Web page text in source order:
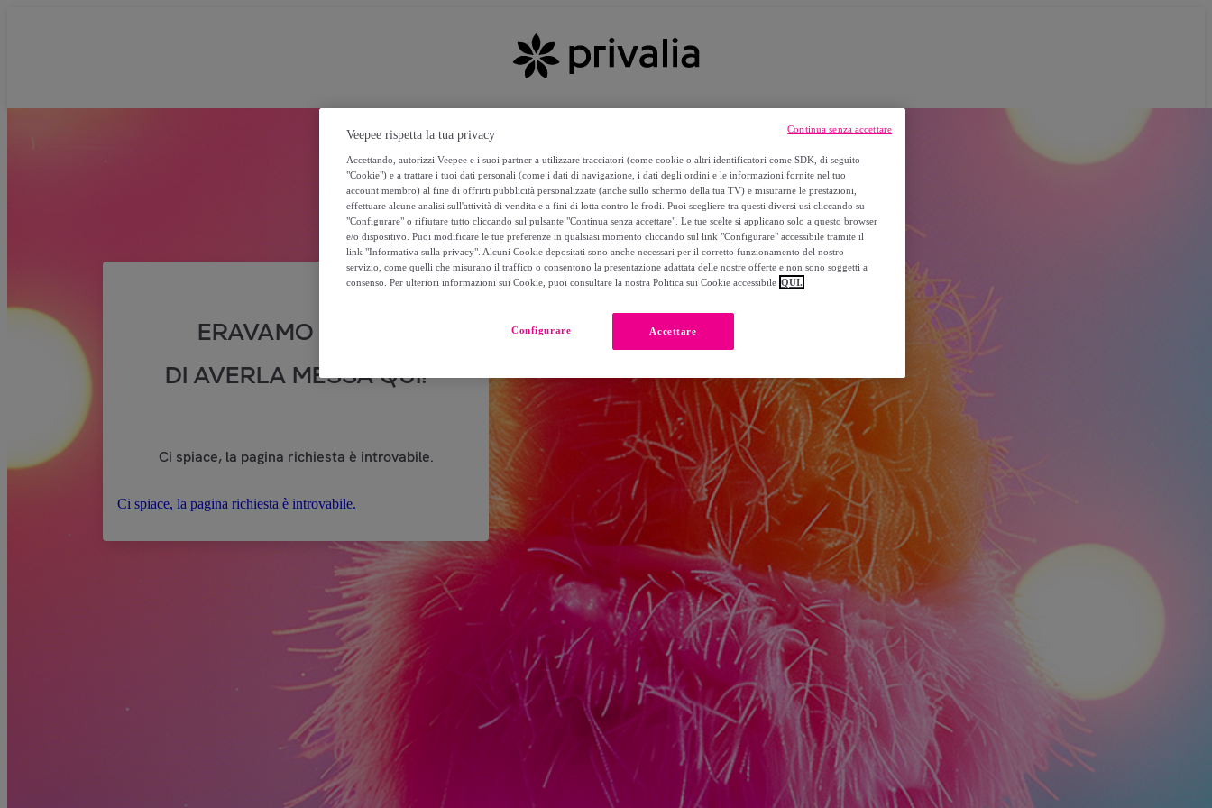
ERAVAMO SICURI
DI AVERLA MESSA QUI!
Ci spiace, la pagina richiesta è introvabile.
Ci spiace, la pagina richiesta è introvabile.
Veepee rispetta la tua privacy
Accettando, autorizzi Veepee e i suoi partner a utilizzare tracciatori (come cookie o altri identificatori come SDK, di seguito
"Cookie") e a trattare i tuoi dati personali (come i dati di navigazione, i dati degli ordini e le informazioni fornite nel tuo
account membro) al fine di offrirti pubblicità personalizzate (anche sullo schermo della tua TV) e misurarne le prestazioni,
effettuare alcune analisi sull'attività di vendita e a fini di lotta contro le frodi. Puoi scegliere tra questi diversi usi cliccando su
"Configurare" o rifiutare tutto cliccando sul pulsante "Continua senza accettare". Le tue scelte si applicano solo a questo browser
e/o dispositivo. Puoi modificare le tue preferenze in qualsiasi momento cliccando sul link "Configurare" accessibile tramite il
link "Informativa sulla privacy". Alcuni Cookie depositati sono anche necessari per il corretto funzionamento del nostro
servizio, come quelli che misurano il traffico o consentono la presentazione adattata delle nostre offerte e non sono soggetti a
consenso. Per ulteriori informazioni sui Cookie, puoi consultare la nostra Politica sui Cookie accessibile QUI.
Accettare
Configurare
Continua senza accettare